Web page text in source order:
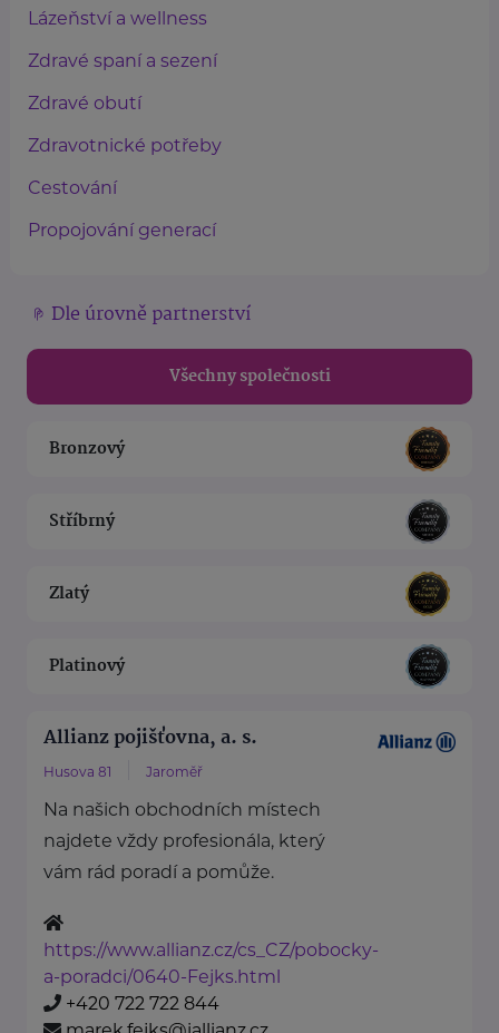
Lázeňství a wellness
Zdravé spaní a sezení
Zdravé obutí
Zdravotnické potřeby
Cestování
Propojování generací
Dle úrovně partnerství
Všechny společnosti
Bronzový
Stříbrný
Zlatý
Platinový
Allianz pojišťovna, a. s.
Husova 81 Jaroměř
Na našich obchodních místech
najdete vždy profesionála, který
vám rád poradí a pomůže.
https://www.allianz.cz/cs_CZ/pobocky-
a-poradci/0640-Fejks.html
+420 722 722 844